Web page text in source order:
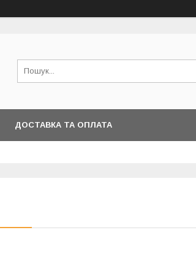
ДОСТАВКА ТА ОПЛАТА